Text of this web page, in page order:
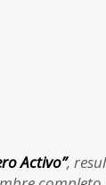
Activo”,